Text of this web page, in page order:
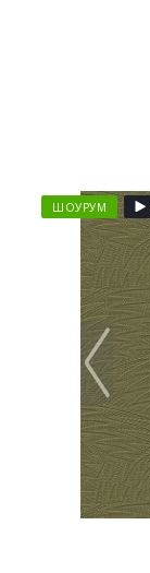
ШОУРУМ